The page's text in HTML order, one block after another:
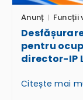
Anunț Funcții
pentru
director-IP
Citește mai